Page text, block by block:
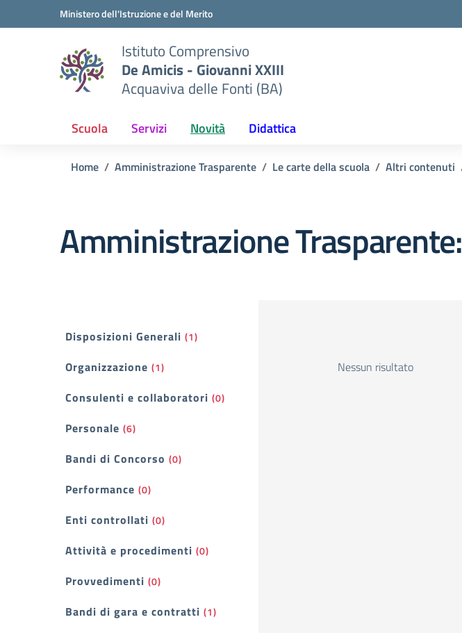
Vai ai contenuti
Vai al menu di navigazioneMinistero dell'Istruzione e del Merito
Istituto Comprensivo
De Amicis - Giovanni XXIII
Acquaviva delle Fonti (BA)
Scuola Servizi Novità Didattica
Home Amministrazione Trasparente Le carte della scuola Altri contenuti
Amministrazione Trasparente:
Filtri
Disposizioni Generali (1)
Organizzazione (1)
Consulenti e collaboratori (0)
Personale (6)
Bandi di Concorso (0)
Performance (0)
Enti controllati (0)
Attività e procedimenti (0)
Provvedimenti (0)
Bandi di gara e contratti (1)
Nessun risultato